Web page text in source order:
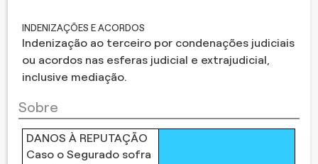
INDENIZAÇÕES E ACORDOS
Indenização ao terceiro por condenações judiciais
ou acordos nas esferas judicial e extrajudicial,
inclusive mediação.
Sobre
DANOS À REPUTAÇÃO
Caso o Segurado sofra